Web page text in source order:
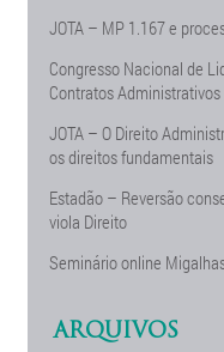
JOTA – MP 1.167 e
Congresso Nacional de
Contratos Administrativos
JOTA – O Direito
os direitos fundamentais
Estadão – Reversão
viola Direito
Seminário online
ARQUIVOS